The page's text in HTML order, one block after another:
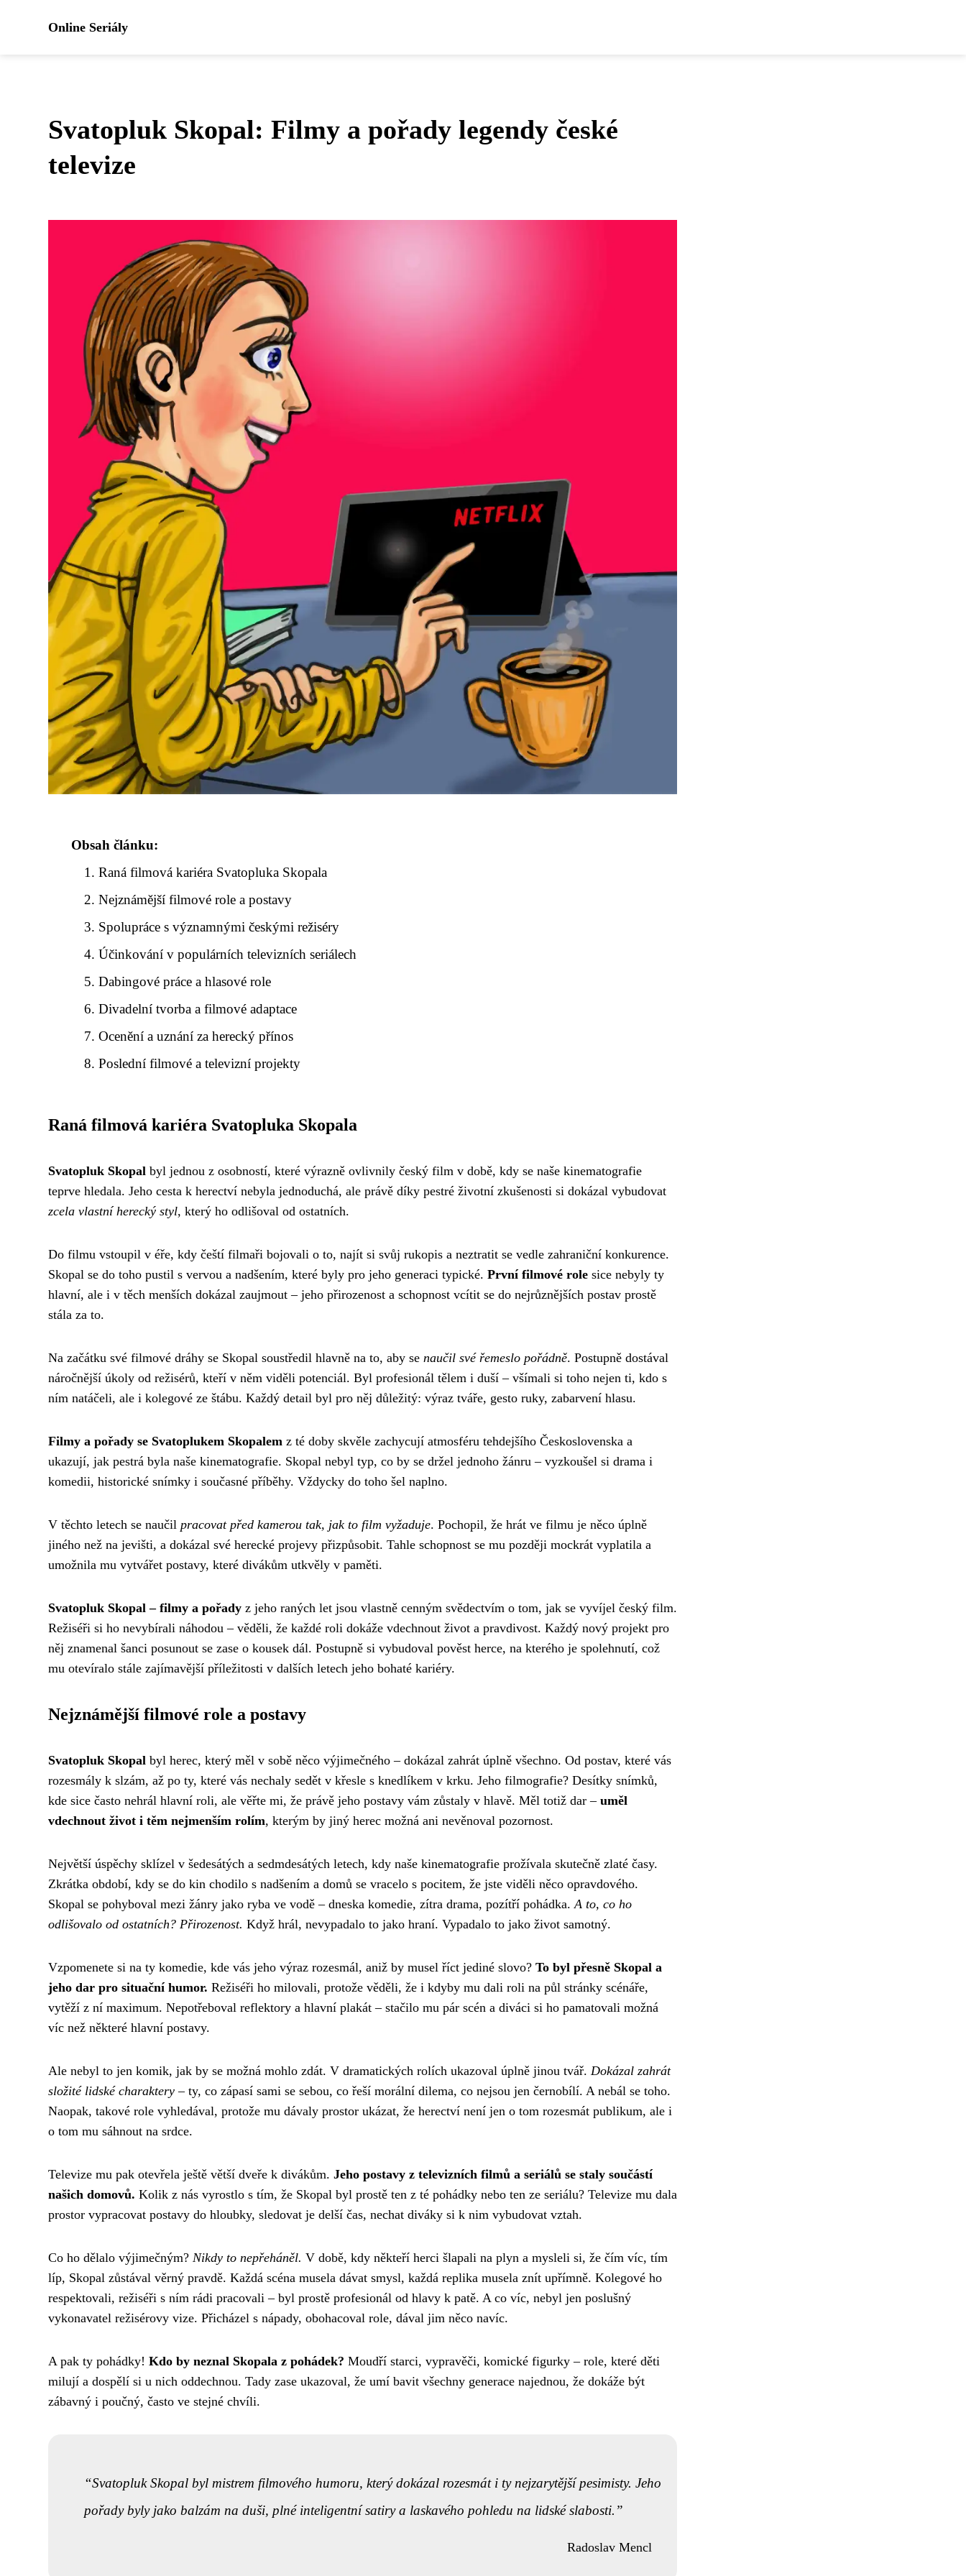
Online Seriály
Svatopluk Skopal: Filmy a pořady legendy české
televize
Obsah článku:
Raná filmová kariéra Svatopluka Skopala
Nejznámější filmové role a postavy
Spolupráce s významnými českými režiséry
Účinkování v populárních televizních seriálech
Dabingové práce a hlasové role
Divadelní tvorba a filmové adaptace
Ocenění a uznání za herecký přínos
Poslední filmové a televizní projekty
Raná filmová kariéra Svatopluka Skopala
Svatopluk Skopal byl jednou z osobností, které výrazně ovlivnily český film v době, kdy se naše kinematografie
teprve hledala. Jeho cesta k herectví nebyla jednoduchá, ale právě díky pestré životní zkušenosti si dokázal vybudovat
zcela vlastní herecký styl, který ho odlišoval od ostatních.
Do filmu vstoupil v éře, kdy čeští filmaři bojovali o to, najít si svůj rukopis a neztratit se vedle zahraniční konkurence.
Skopal se do toho pustil s vervou a nadšením, které byly pro jeho generaci typické. První filmové role sice nebyly ty
hlavní, ale i v těch menších dokázal zaujmout – jeho přirozenost a schopnost vcítit se do nejrůznějších postav prostě
stála za to.
Na začátku své filmové dráhy se Skopal soustředil hlavně na to, aby se naučil své řemeslo pořádně. Postupně dostával
náročnější úkoly od režisérů, kteří v něm viděli potenciál. Byl profesionál tělem i duší – všímali si toho nejen ti, kdo s
ním natáčeli, ale i kolegové ze štábu. Každý detail byl pro něj důležitý: výraz tváře, gesto ruky, zabarvení hlasu.
Filmy a pořady se Svatoplukem Skopalem z té doby skvěle zachycují atmosféru tehdejšího Československa a
ukazují, jak pestrá byla naše kinematografie. Skopal nebyl typ, co by se držel jednoho žánru – vyzkoušel si drama i
komedii, historické snímky i současné příběhy. Vždycky do toho šel naplno.
V těchto letech se naučil pracovat před kamerou tak, jak to film vyžaduje. Pochopil, že hrát ve filmu je něco úplně
jiného než na jevišti, a dokázal své herecké projevy přizpůsobit. Tahle schopnost se mu později mockrát vyplatila a
umožnila mu vytvářet postavy, které divákům utkvěly v paměti.
Svatopluk Skopal – filmy a pořady z jeho raných let jsou vlastně cenným svědectvím o tom, jak se vyvíjel český film.
Režiséři si ho nevybírali náhodou – věděli, že každé roli dokáže vdechnout život a pravdivost. Každý nový projekt pro
něj znamenal šanci posunout se zase o kousek dál. Postupně si vybudoval pověst herce, na kterého je spolehnutí, což
mu otevíralo stále zajímavější příležitosti v dalších letech jeho bohaté kariéry.
Nejznámější filmové role a postavy
Svatopluk Skopal byl herec, který měl v sobě něco výjimečného – dokázal zahrát úplně všechno. Od postav, které vás
rozesmály k slzám, až po ty, které vás nechaly sedět v křesle s knedlíkem v krku. Jeho filmografie? Desítky snímků,
kde sice často nehrál hlavní roli, ale věřte mi, že právě jeho postavy vám zůstaly v hlavě. Měl totiž dar – uměl
vdechnout život i těm nejmenším rolím, kterým by jiný herec možná ani nevěnoval pozornost.
Největší úspěchy sklízel v šedesátých a sedmdesátých letech, kdy naše kinematografie prožívala skutečně zlaté časy.
Zkrátka období, kdy se do kin chodilo s nadšením a domů se vracelo s pocitem, že jste viděli něco opravdového.
Skopal se pohyboval mezi žánry jako ryba ve vodě – dneska komedie, zítra drama, pozítří pohádka. A to, co ho
odlišovalo od ostatních? Přirozenost. Když hrál, nevypadalo to jako hraní. Vypadalo to jako život samotný.
Vzpomenete si na ty komedie, kde vás jeho výraz rozesmál, aniž by musel říct jediné slovo? To byl přesně Skopal a
jeho dar pro situační humor. Režiséři ho milovali, protože věděli, že i kdyby mu dali roli na půl stránky scénáře,
vytěží z ní maximum. Nepotřeboval reflektory a hlavní plakát – stačilo mu pár scén a diváci si ho pamatovali možná
víc než některé hlavní postavy.
Ale nebyl to jen komik, jak by se možná mohlo zdát. V dramatických rolích ukazoval úplně jinou tvář. Dokázal zahrát
složité lidské charaktery – ty, co zápasí sami se sebou, co řeší morální dilema, co nejsou jen černobílí. A nebál se toho.
Naopak, takové role vyhledával, protože mu dávaly prostor ukázat, že herectví není jen o tom rozesmát publikum, ale i
o tom mu sáhnout na srdce.
Televize mu pak otevřela ještě větší dveře k divákům. Jeho postavy z televizních filmů a seriálů se staly součástí
našich domovů. Kolik z nás vyrostlo s tím, že Skopal byl prostě ten z té pohádky nebo ten ze seriálu? Televize mu dala
prostor vypracovat postavy do hloubky, sledovat je delší čas, nechat diváky si k nim vybudovat vztah.
Co ho dělalo výjimečným? Nikdy to nepřeháněl. V době, kdy někteří herci šlapali na plyn a mysleli si, že čím víc, tím
líp, Skopal zůstával věrný pravdě. Každá scéna musela dávat smysl, každá replika musela znít upřímně. Kolegové ho
respektovali, režiséři s ním rádi pracovali – byl prostě profesionál od hlavy k patě. A co víc, nebyl jen poslušný
vykonavatel režisérovy vize. Přicházel s nápady, obohacoval role, dával jim něco navíc.
A pak ty pohádky! Kdo by neznal Skopala z pohádek? Moudří starci, vypravěči, komické figurky – role, které děti
milují a dospělí si u nich oddechnou. Tady zase ukazoval, že umí bavit všechny generace najednou, že dokáže být
zábavný i poučný, často ve stejné chvíli.
Svatopluk Skopal byl mistrem filmového humoru, který dokázal rozesmát i ty nejzarytější pesimisty. Jeho
pořady byly jako balzám na duši, plné inteligentní satiry a laskavého pohledu na lidské slabosti.
Radoslav Mencl